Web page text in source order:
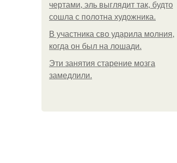
чертами, эль выглядит так, будто
сошла с полотна художника.
В участника сво ударила молния,
когда он был на лошади.
Эти занятия старение мозга
замедлили.